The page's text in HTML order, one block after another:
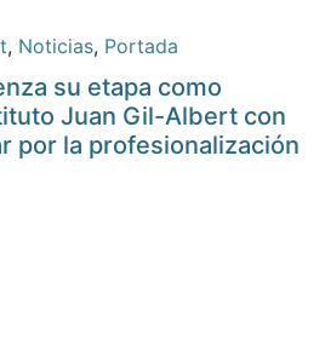
, Noticias, Portada
su etapa como
Juan Gil-Albert con
por la profesionalización